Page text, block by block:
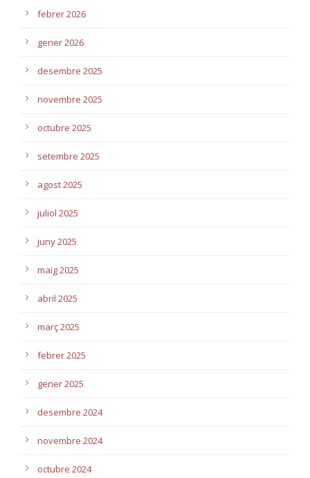
febrer 2026
gener 2026
desembre 2025
novembre 2025
octubre 2025
setembre 2025
agost 2025
juliol 2025
juny 2025
maig 2025
abril 2025
març 2025
febrer 2025
gener 2025
desembre 2024
novembre 2024
octubre 2024